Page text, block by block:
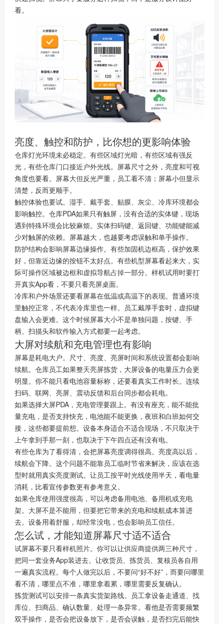
看。
亮度、触控和防护，比你想的更影响体验
仓库灯光环境未必稳定。有些区域灯光暗，有些区域有强反
光，有些仓库门口接近户外光线。屏幕尺寸之外，亮度和可视
角度也要看。屏幕大但反光严重，员工看不清；屏幕小但显示
清楚，反而更顺手。
触控体验也要试。湿手、戴手套、贴膜、灰尘、冷库环境都会
影响触控。仓库PDA如果只有触屏，没有合适的实体键，现场
遇到特殊环境会比较麻烦。实体扫码键、返回键、功能键能减
少对触屏的依赖。屏幕越大，也越要考虑误触和单手操作。
防护结构会影响屏幕边缘操作。有些加固机边框高，保护效果
好，但靠近边缘的按钮不太好点。有些机型屏幕看起来大，实
际可操作区域被边框和虚拟导航占掉一部分。样机试用时要打
开真实App看，不要只看亮屏桌面。
冷库和户外场景还要看屏幕在低温或高温下的表现。普通环境
里触控正常，不代表冷库里也一样。员工戴厚手套时，虚拟键
盘输入会更难。这个时候屏幕大小不是单独问题，按键、手
柄、扫描头和软件输入方式都要一起考虑。
大屏对续航和充电管理也有影响
屏幕是耗电大户。尺寸、亮度、亮屏时间和系统设置都会影响
续航。仓库员工如果整天亮屏拣货，大屏设备的电量压力会更
明显。你不能只看电池容量标称，还要看真实工作时长。连续
扫码、联网、亮屏、震动反馈和后台同步都会耗电。
如果选择大屏PDA，充电管理要跟上。有没有座充，能不能批
量充电，是否支持快充，电池能不能更换，夜班和白班如何交
接，这些都要提前想。设备本身适合不适合现场，不只取决于
上午拿到手那一刻，也取决于下午四点还有没有电。
有些仓库为了看得清，会把屏幕亮度调得很高。亮度高以后，
续航会下降。这个问题不能靠员工临时节省来解决，应该在选
型时就用真实亮度测试。让员工按平时光线使用半天，看电量
消耗，比看宣传参数更有参考意义。
如果仓库使用强度很高，可以考虑备用电池、备用机或充电
架。大屏不是不能用，但要把它带来的充电和续航成本算进
去。设备用着舒服，却经常没电，也会影响员工信任。
怎么试，才能知道屏幕尺寸适不适合
试屏幕不要只看样机照片。你可以让供应商提供两三种尺寸，
把同一套业务App装进去。让收货员、拣货员、复核员各自用
一遍真实流程。每个人做完以后，不要问“好不好”，而要问哪里
看不清，哪里点不准，哪里拿着累，哪里需要反复确认。
拣货测试可以安排一条真实货架路线。员工拿设备走通道、找
库位、扫商品、确认数量、处理一条异常。看他是否需要频繁
双手操作，是否会把设备放下，是否会误触，是否扫完后能快